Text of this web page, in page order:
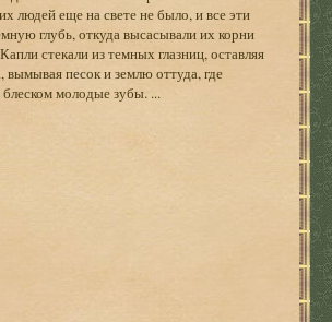
людей еще на свете не было, и все эти
глубь, откуда высасывали их корни
стекали из темных глазниц, оставляя
песок и землю оттуда, где
молодые зубы. ...